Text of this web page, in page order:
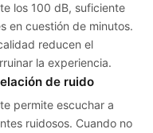
los 100 dB, suficiente
en cuestión de minutos.
reducen el
la experiencia.
de ruido
permite escuchar a
ruidosos. Cuando no